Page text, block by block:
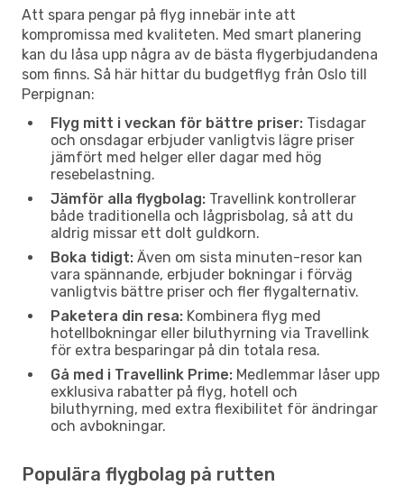
Att spara pengar på flyg innebär inte att
kompromissa med kvaliteten. Med smart planering
kan du låsa upp några av de bästa flygerbjudandena
som finns. Så här hittar du budgetflyg från Oslo till
Perpignan:
Flyg mitt i veckan för bättre priser: Tisdagar
och onsdagar erbjuder vanligtvis lägre priser
jämfört med helger eller dagar med hög
resebelastning.
Jämför alla flygbolag: Travellink kontrollerar
både traditionella och lågprisbolag, så att du
aldrig missar ett dolt guldkorn.
Boka tidigt: Även om sista minuten-resor kan
vara spännande, erbjuder bokningar i förväg
vanligtvis bättre priser och fler flygalternativ.
Paketera din resa: Kombinera flyg med
hotellbokningar eller biluthyrning via Travellink
för extra besparingar på din totala resa.
Gå med i Travellink Prime: Medlemmar låser upp
exklusiva rabatter på flyg, hotell och
biluthyrning, med extra flexibilitet för ändringar
och avbokningar.
Populära flygbolag på rutten